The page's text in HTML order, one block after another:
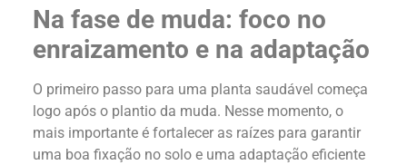
Na fase de muda: foco no
enraizamento e na adaptação
O primeiro passo para uma planta saudável começa
logo após o plantio da muda. Nesse momento, o
mais importante é fortalecer as raízes para garantir
uma boa fixação no solo e uma adaptação eficiente